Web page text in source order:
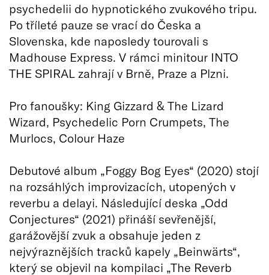
psychedelii do hypnotického zvukového tripu.
Po tříleté pauze se vrací do Česka a
Slovenska, kde naposledy tourovali s
Madhouse Express. V rámci minitour INTO
THE SPIRAL zahrají v Brně, Praze a Plzni.
Pro fanoušky: King Gizzard & The Lizard
Wizard, Psychedelic Porn Crumpets, The
Murlocs, Colour Haze
Debutové album „Foggy Bog Eyes“ (2020) stojí
na rozsáhlých improvizacích, utopených v
reverbu a delayi. Následující deska „Odd
Conjectures“ (2021) přináší sevřenější,
garážovější zvuk a obsahuje jeden z
nejvýraznějších tracků kapely „Beinwärts“,
který se objevil na kompilaci „The Reverb